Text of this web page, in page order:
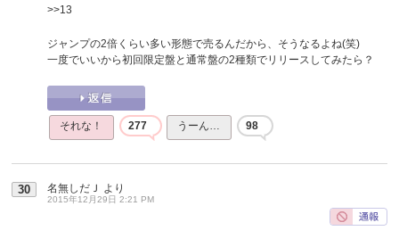
>>13
ジャンプの2倍くらい多い形態で売るんだから、そうなるよね(笑)
一度でいいから初回限定盤と通常盤の2種類でリリースしてみたら？
それな！ 277 うーん… 98
30 名無しだＪ より
2015年12月29日 2:21 PM